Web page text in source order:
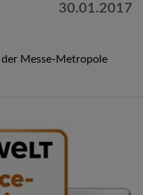
30.01.2017
Messe-Metropole